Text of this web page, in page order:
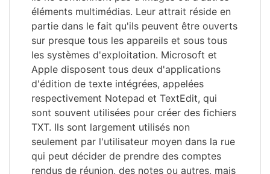
éléments multimédias. Leur attrait réside en
partie dans le fait qu'ils peuvent être ouverts
sur presque tous les appareils et sous tous
les systèmes d'exploitation. Microsoft et
Apple disposent tous deux d'applications
d'édition de texte intégrées, appelées
respectivement Notepad et TextEdit, qui
sont souvent utilisées pour créer des fichiers
TXT. Ils sont largement utilisés non
seulement par l'utilisateur moyen dans la rue
qui peut décider de prendre des comptes
rendus de réunion, des notes ou autres, mais